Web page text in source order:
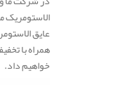
الاستومریک
عایق
همراه با
خواهیم داد.